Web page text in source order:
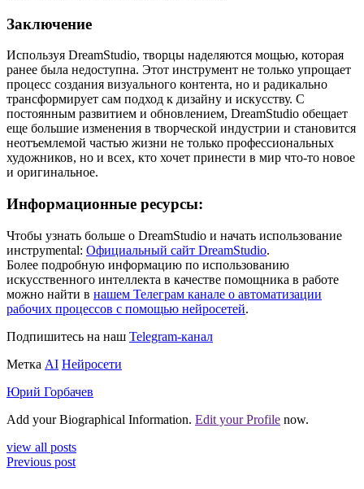
Заключение
Используя DreamStudio, творцы наделяются мощью, которая
ранее была недоступна. Этот инструмент не только упрощает
процесс создания визуального контента, но и радикально
трансформирует сам подход к дизайну и искусству. С
постоянным развитием и обновлением, DreamStudio обещает
еще большие изменения в творческой индустрии и становится
неотъемлемой частью жизни не только профессиональных
художников, но и всех, кто хочет принести в мир что-то новое
и оригинальное.
Информационные ресурсы:
Чтобы узнать больше о DreamStudio и начать использование
инструmental: Официальный сайт DreamStudio.
Более подробную информацию по использованию
искусственного интеллекта в качестве помощника в работе
можно найти в нашем Телеграм канале о автоматизации
рабочих процессов с помощью нейросетей.
Подпишитесь на наш Telegram-канал
Метка AI Нейросети
Юрий Горбачев
Add your Biographical Information. Edit your Profile now.
view all posts
Previous post